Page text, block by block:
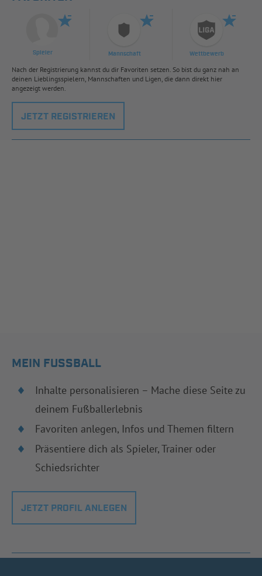
Spieler Mannschaft Wettbewerb
Nach der Registrierung kannst du dir Favoriten setzen. So bist du ganz nah an
deinen Lieblingsspielern, Mannschaften und Ligen, die dann direkt hier
angezeigt werden.
JETZT REGISTRIEREN
MEIN FUSSBALL
Inhalte personalisieren – Mache diese Seite zu
deinem Fußballerlebnis
Favoriten anlegen, Infos und Themen filtern
Präsentiere dich als Spieler, Trainer oder
Schiedsrichter
JETZT PROFIL ANLEGEN